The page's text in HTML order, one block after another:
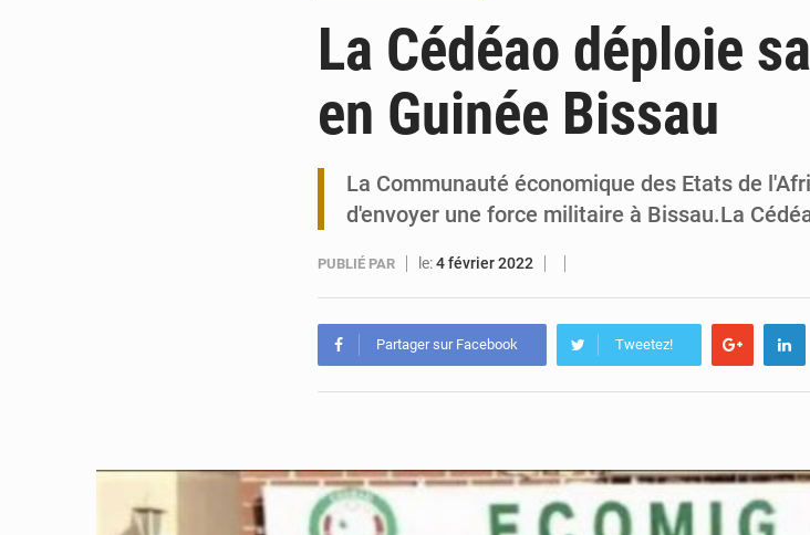
5 août 2026 Maurice : Démission
5 août 2026 Togo : 300 000
La Cédéao déploie
en Guinée Bissau
La Communauté économique des Etats de
d'envoyer une force militaire à Bissau.La
PUBLIÉ PAR le:4 février 2022
Partager sur Facebook Tweetez!